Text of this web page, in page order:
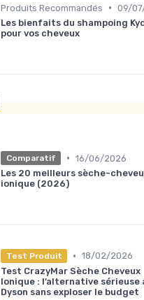
Produits Recommandés • 09/
Les bienfaits du shampoing
pour vos cheveux
Comparatif • 16/06/2026
Les 20 meilleurs sèche-
ionique (2026)
Test Produit • 18/02/2026
Test CrazyMar Sèche Cheveux
Ionique : l’alternative sérieuse
Dyson sans exploser le budget